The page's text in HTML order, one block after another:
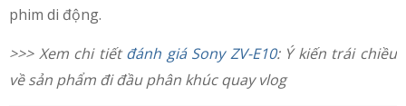
phim di động.
>>> Xem chi tiếtđánh giá Sony ZV-E10: Ý kiến trái chiều
về sản phẩm đi đầu phân khúc quay vlog